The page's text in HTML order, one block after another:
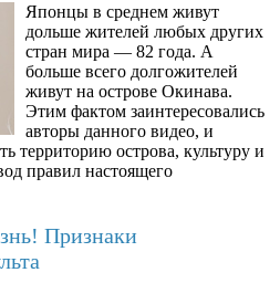
Японцы в среднем живут
дольше жителей любых других
стран мира — 82 года. А
больше всего долгожителей
живут на острове Окинава.
Этим фактом заинтересовались
авторы данного видео, и
территорию острова, культуру и
правил настоящего
Признаки